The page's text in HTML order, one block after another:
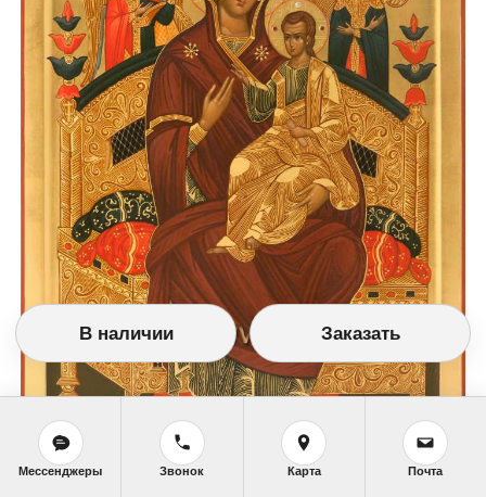
(27Х36 см. Дерево, левкас, паволока, темпера, позолота, гранаты, фианиты)
В наличии Заказать
Мессенджеры Звонок Карта Почта